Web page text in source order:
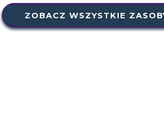
ZOBACZ WSZYSTKIE